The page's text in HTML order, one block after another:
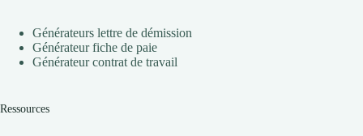
Générateurs lettre de démission
Générateur fiche de paie
Générateur contrat de travail
Ressources